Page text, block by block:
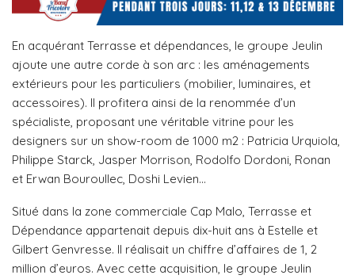
En acquérant Terrasse et dépendances, le groupe Jeulin
ajoute une autre corde à son arc : les aménagements
extérieurs pour les particuliers (mobilier, luminaires, et
accessoires). Il profitera ainsi de la renommée d’un
spécialiste, proposant une véritable vitrine pour les
designers sur un show-room de 1000 m2 : Patricia Urquiola,
Philippe Starck, Jasper Morrison, Rodolfo Dordoni, Ronan
et Erwan Bouroullec, Doshi Levien…
Situé dans la zone commerciale Cap Malo, Terrasse et
Dépendance appartenait depuis dix-huit ans à Estelle et
Gilbert Genvresse. Il réalisait un chiffre d’affaires de 1, 2
million d’euros. Avec cette acquisition, le groupe Jeulin